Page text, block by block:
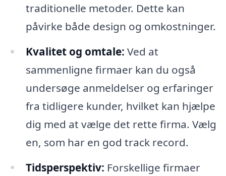
traditionelle metoder. Dette kan
påvirke både design og omkostninger.
Kvalitet og omtale: Ved at
sammenligne firmaer kan du også
undersøge anmeldelser og erfaringer
fra tidligere kunder, hvilket kan hjælpe
dig med at vælge det rette firma. Vælg
en, som har en god track record.
Tidsperspektiv: Forskellige firmaer